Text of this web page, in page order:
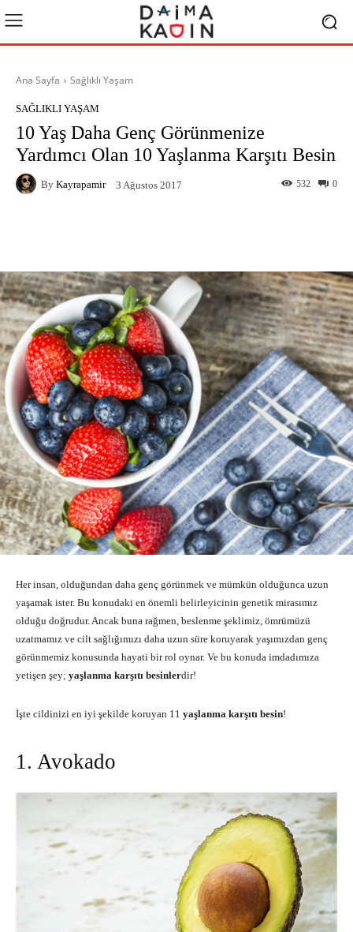
Ana Sayfa Sağlıklı Yaşam
SAĞLIKLI YAŞAM
10 Yaş Daha Genç Görünmenize
Yardımcı Olan 10 Yaşlanma Karşıtı Besin
By Kayrapamir 3 Ağustos 2017 0
532
Her insan, olduğundan daha genç görünmek ve mümkün olduğunca uzun
yaşamak ister. Bu konudaki en önemli belirleyicinin genetik mirasımız
olduğu doğrudur. Ancak buna rağmen, beslenme şeklimiz, ömrümüzü
uzatmamız ve cilt sağlığımızı daha uzun süre koruyarak yaşımızdan genç
görünmemiz konusunda hayati bir rol oynar. Ve bu konuda imdadımıza
yetişen şey; yaşlanma karşıtı besinlerdir!
İşte cildinizi en iyi şekilde koruyan 11 yaşlanma karşıtı besin!
1. Avokado